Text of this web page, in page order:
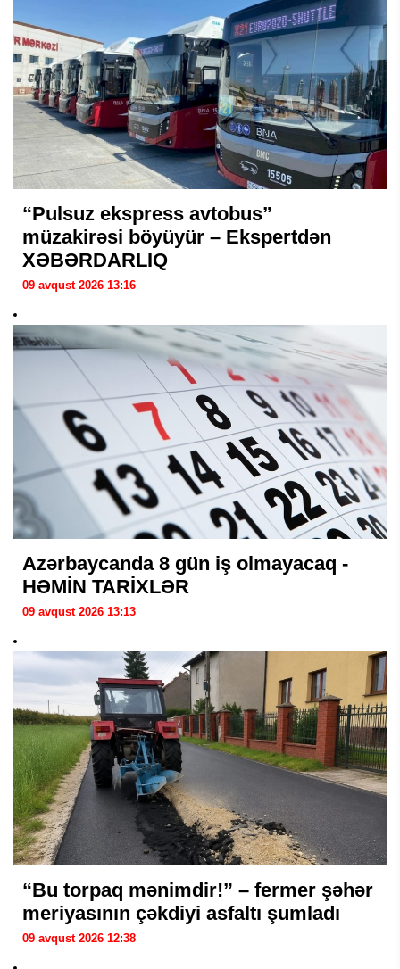
“Pulsuz ekspress avtobus”
müzakirəsi böyüyür – Ekspertdən
XƏBƏRDARLIQ
09 avqust 2026 13:16
Azərbaycanda 8 gün iş olmayacaq -
HƏMİN TARİXLƏR
09 avqust 2026 13:13
“Bu torpaq mənimdir!” – fermer şəhər
meriyasının çəkdiyi asfaltı şumladı
09 avqust 2026 12:38